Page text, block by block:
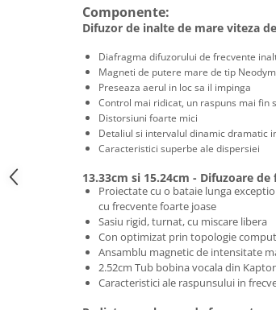
Componente:
Difuzor de inalte de mare viteza
Diafragma difuzorului de frecvente
Magneti de putere mare de tip
Preseaza aerul in loc sa il impinga
Control mai ridicat, un raspuns mai fin
Distorsiuni foarte mici
Detaliul si intervalul dinamic dramatic
Caracteristici superbe ale dispersiei
13.33cm si 15.24cm - Difuzoare
Proiectate cu o bataie lunga
cu frecvente foarte joase
Sasiu rigid, turnat, cu miscare libera
Con optimizat prin topologie
Ansamblu magnetic de intensitate
2.52cm Tub bobina vocala din
Caracteristici ale raspunsului in